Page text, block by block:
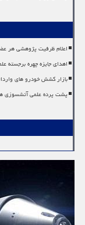
اعلام ظرفیت پژوهشی هر
اهدای جایزه چهره برجسته
بازار کشش خودرو های وارداتی ۵ تا ۱۰ میلیارد تومانی
پشت پرده علمی آتشسوزی